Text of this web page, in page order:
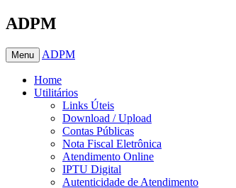
ADPM
Menu ADPM
Home
Utilitários
Links Úteis
Download / Upload
Contas Públicas
Nota Fiscal Eletrônica
Atendimento Online
IPTU Digital
Autenticidade de Atendimento